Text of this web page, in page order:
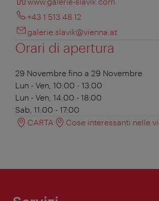
+43 1 513 48 12
galerie.slavik@vienna.at
Orari di apertura
29 Novembre fino a 29 Novembre
Lun - Ven, 10:00 - 13:00
Lun - Ven, 14:00 - 18:00
Sab, 11:00 - 17:00
CARTA
Cose interessanti nelle